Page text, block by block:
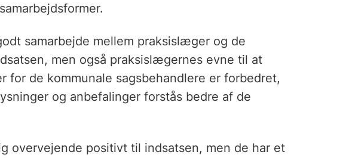
samarbejde mellem praksislæger og de
men også praksislægernes evne til at
for de kommunale sagsbehandlere er forbedret,
og anbefalinger forstås bedre af de
overvejende positivt til indsatsen, men de har et